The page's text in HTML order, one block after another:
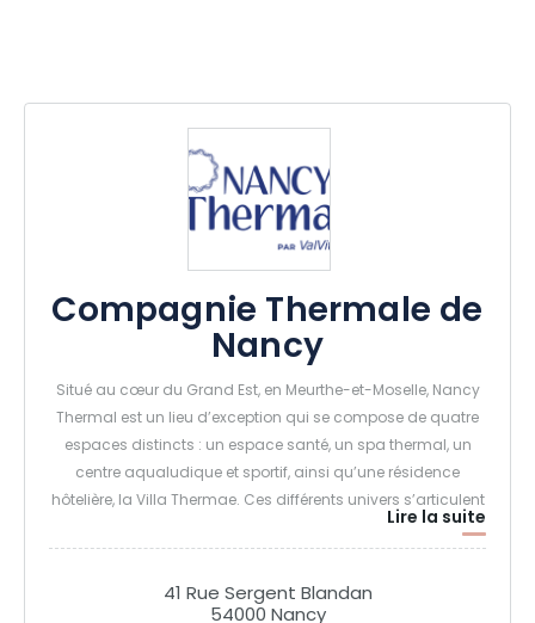
Compagnie Thermale de
Nancy
Situé au cœur du Grand Est, en Meurthe-et-Moselle, Nancy
Thermal est un lieu d’exception qui se compose de quatre
espaces distincts : un espace santé, un spa thermal, un
centre aqualudique et sportif, ainsi qu’une résidence
hôtelière, la Villa Thermae. Ces différents univers s’articulent
autour de la célèbre piscine ronde, symbole historique de
l’ancien espace thermal, offrant ainsi une expérience
complète de détente, de bien-être et de revitalisation.
Lire la suite
41 Rue Sergent Blandan
54000 Nancy